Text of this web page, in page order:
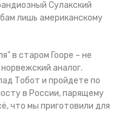
Сулакский
лишь американскому
в старом Гооре – не
аналог.
Тобот и пройдете по
в России, парящему
что мы приготовили для